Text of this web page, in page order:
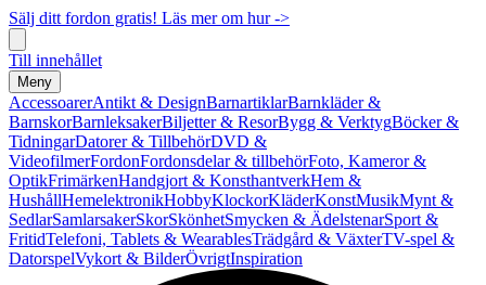
Sälj ditt fordon gratis! Läs mer om hur ->
Till innehållet
Meny
AccessoarerAntikt & DesignBarnartiklarBarnkläder &
BarnskorBarnleksakerBiljetter & ResorBygg & VerktygBöcker &
TidningarDatorer & TillbehörDVD &
VideofilmerFordonFordonsdelar & tillbehörFoto, Kameror &
OptikFrimärkenHandgjort & KonsthantverkHem &
HushållHemelektronikHobbyKlockorKläderKonstMusikMynt &
SedlarSamlarsakerSkorSkönhetSmycken & ÄdelstenarSport &
FritidTelefoni, Tablets & WearablesTrädgård & VäxterTV-spel &
DatorspelVykort & BilderÖvrigtInspiration